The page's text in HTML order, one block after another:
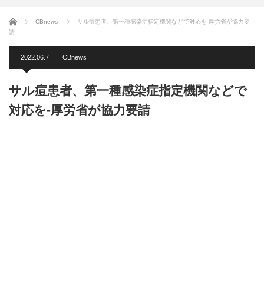
ホーム CBnews
サル痘患者、第一種感染症指定機関などで対応を-厚労省が協力要
請
2022.06.7 CBnews
サル痘患者、第一種感染症指定機関などで
対応を-厚労省が協力要請